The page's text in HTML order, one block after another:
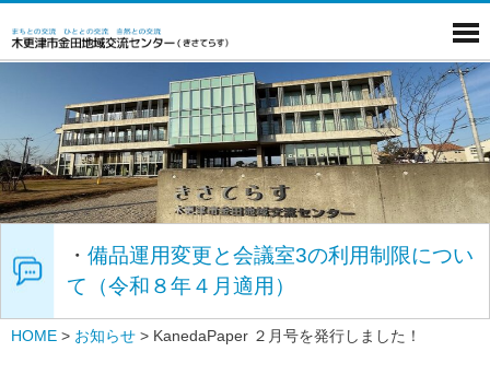
・ 備品運用変更と会議室3の利用制限につい
て（令和８年４月適用）
HOME > お知らせ > KanedaPaper ２月号を発行しました！